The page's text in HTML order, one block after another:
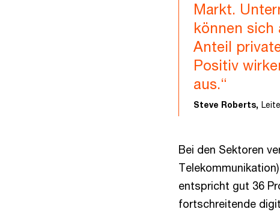
Markt.
können sich
Anteil
Positiv
aus.“
Steve Roberts,
Bei den Sektoren
entspricht gut 36
fortschreitende